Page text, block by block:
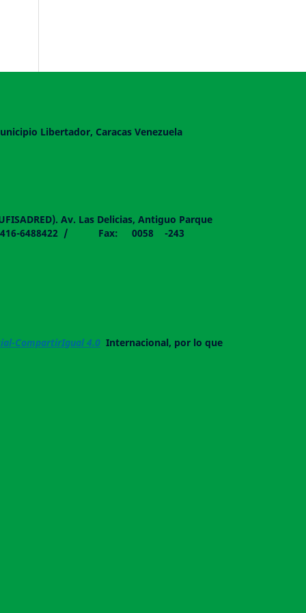
Libertador, Caracas Venezuela
Av. Las Delicias, Antiguo Parque
- 0416-6488422 / Fax: 0058 -243
CompartirIgual 4.0 Internacional, por lo que